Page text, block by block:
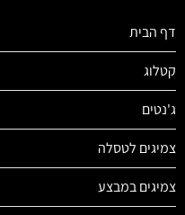
דף הבית
קטלוג
ג'נטים
צמיגים לטסלה
צמיגים במבצע